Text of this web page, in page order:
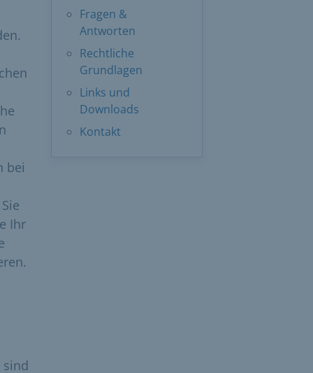
Fragen &
Antworten
Rechtliche
Grundlagen
Links und
Downloads
Kontakt
bei
Ihr
sind